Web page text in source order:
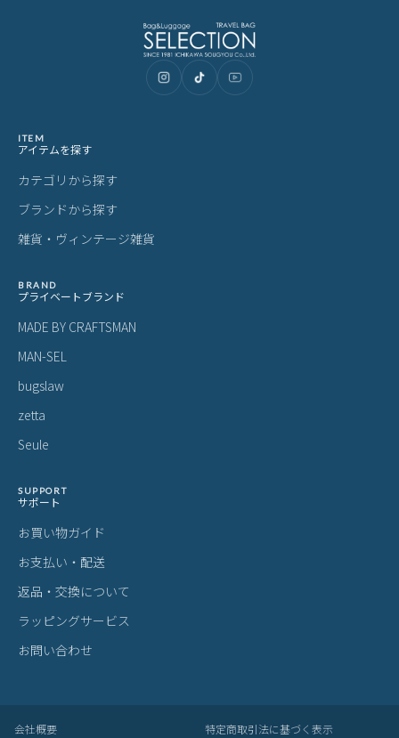
ITEM
アイテムを探す
カテゴリから探す
ブランドから探す
雑貨・ヴィンテージ雑貨
BRAND
プライベートブランド
MADE BY CRAFTSMAN
MAN-SEL
bugslaw
zetta
Seule
SUPPORT
サポート
お買い物ガイド
お支払い・配送
返品・交換について
ラッピングサービス
お問い合わせ
会社概要 特定商取引法に基づく表示